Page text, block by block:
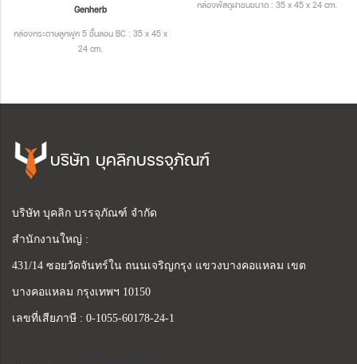
Genherb
กล่องกระดาษลูกฟูก 5 ชั้นลอน BC : 35 x 45 x
24 cm.
กล่องพัสดุฝาชนขนาด : 35 x 45 x 24 cm.
บริษัท บุคลิกบรรจุภัณฑ์
บริษัท บุคลิก บรรจุภัณฑ์ จำกัด
สำนักงานใหญ่ :
431/14 ซอยวัดจันทร์ใน ถนนเจริญกรุง แขวงบางคอแหลม เขต
บางคอแหลม กรุงเทพฯ 10150
เลขที่เสียภาษี : 0-1055-60178-24-1